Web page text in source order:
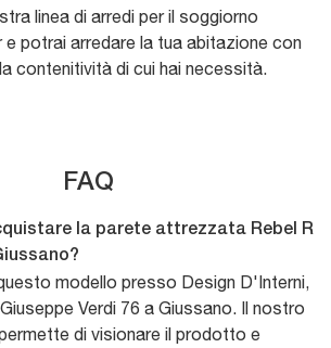
linea di arredi per il soggiorno
e potrai arredare la tua abitazione con
contenitività di cui hai necessità.
FAQ
la parete attrezzata Rebel R
modello presso Design D'Interni,
Verdi 76 a Giussano. Il nostro
di visionare il prodotto e